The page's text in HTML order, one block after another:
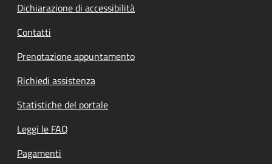
Dichiarazione di accessibilità
Contatti
Prenotazione appuntamento
Richiedi assistenza
Statistiche del portale
Leggi le FAQ
Pagamenti